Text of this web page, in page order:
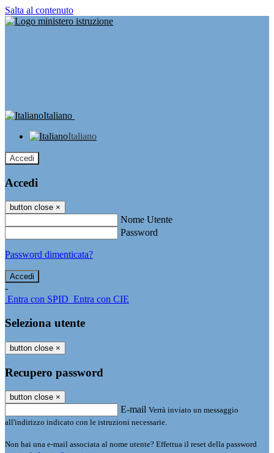
Salta al contenuto
Italiano
Italiano
Accedi
Accedi
button close ×
Nome Utente
Password
Password dimenticata?
-
Entra con SPID Entra con CIE
Seleziona utente
button close ×
Recupero password
button close ×
E-mail Verrà inviato un messaggio
all'indirizzo indicato con le istruzioni necessarie.
Non hai una e-mail associata al nome utente? Effettua il reset della password